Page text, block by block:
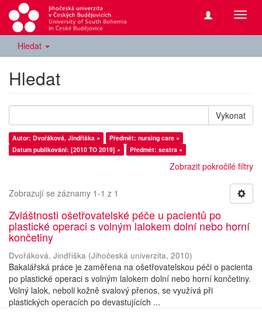
Hledat
Hledat
Vykonat
Autor: Dvořáková, Jindřiška ×
Předmět: nursing care ×
Datum publikování: [2010 TO 2019] ×
Předmět: sestra ×
Zobrazit pokročilé filtry
Zobrazují se záznamy 1-1 z 1
Zvláštnosti ošetřovatelské péče u pacientů po
plastické operaci s volným lalokem dolní nebo horní
končetiny
Dvořáková, Jindřiška (Jihočeská univerzita, 2010)
Bakalářská práce je zaměřena na ošetřovatelskou péči o pacienta
po plastické operaci s volným lalokem dolní nebo horní končetiny.
Volný lalok, neboli kožně svalový přenos, se využívá při
plastických operacích po devastujících ...